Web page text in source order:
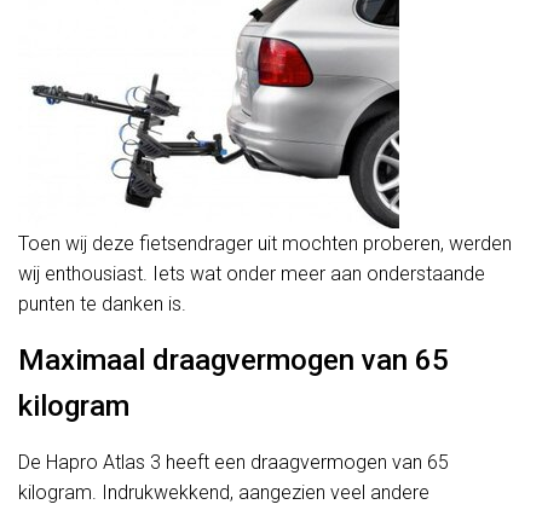
Toen wij deze fietsendrager uit mochten proberen, werden
wij enthousiast. Iets wat onder meer aan onderstaande
punten te danken is.
Maximaal draagvermogen van 65
kilogram
De Hapro Atlas 3 heeft een draagvermogen van 65
kilogram. Indrukwekkend, aangezien veel andere